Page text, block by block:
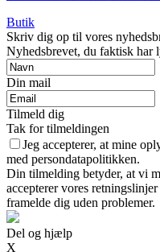
Butik
Skriv dig op til vores
Nyhedsbrevet, du faktisk har
Din mail
Tilmeld dig
Tak for tilmeldingen
Jeg accepterer, at mine
med persondatapolitikken.
Din tilmelding betyder, at vi
accepterer vores
framelde dig uden problemer.
Del og hjælp
X